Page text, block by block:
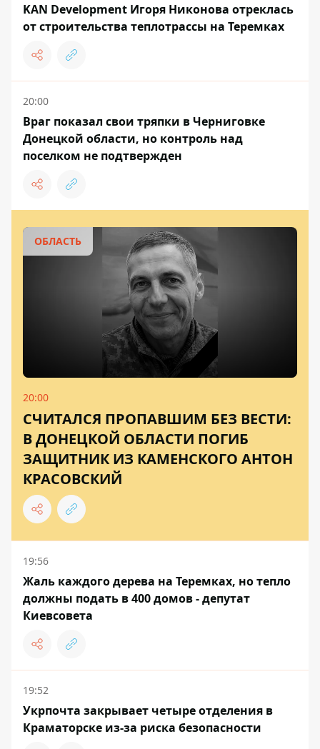
KAN Development Игоря Никонова отреклась
от строительства теплотрассы на Теремках
20:00
Враг показал свои тряпки в Черниговке
Донецкой области, но контроль над
поселком не подтвержден
ОБЛАСТЬ
20:00
СЧИТАЛСЯ ПРОПАВШИМ БЕЗ ВЕСТИ:
В ДОНЕЦКОЙ ОБЛАСТИ ПОГИБ
ЗАЩИТНИК ИЗ КАМЕНСКОГО АНТОН
КРАСОВСКИЙ
19:56
Жаль каждого дерева на Теремках, но тепло
должны подать в 400 домов - депутат
Киевсовета
19:52
Укрпочта закрывает четыре отделения в
Краматорске из-за риска безопасности